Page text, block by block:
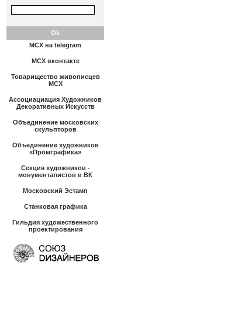
МСХ на telegram
МСХ вконтакте
Товарищество живописцев
МСХ
Ассоциациация Художников
Декоративных Искусств
Объединение московских
скульпторов
Объединение художников
«Промграфика»
Секция художников -
монументалистов в ВК
Московский Эстамп
Станковая графика
Гильдия художественного
проектирования